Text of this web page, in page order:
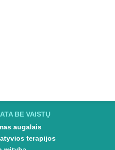
BE VAISTŲ
augalais
terapijos